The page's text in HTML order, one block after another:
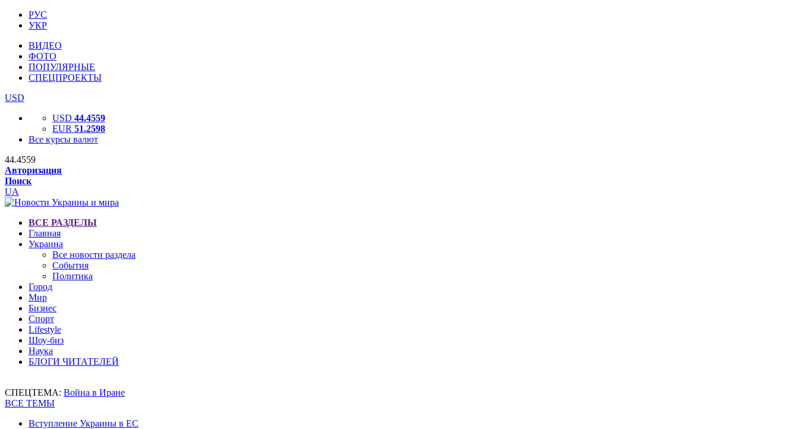
РУС
УКР
ВИДЕО
ФОТО
ПОПУЛЯРНЫЕ
СПЕЦПРОЕКТЫ
USD
USD 44.4559
EUR 51.2598
Все курсы валют
44.4559
Авторизация
Поиск
UA
ВСЕ РАЗДЕЛЫ
Главная
Украина
Все новости раздела
События
Политика
Город
Мир
Бизнес
Спорт
Lifestyle
Шоу-биз
Наука
БЛОГИ ЧИТАТЕЛЕЙ
СПЕЦТЕМА: Война в Иране
ВСЕ ТЕМЫ
Вступление Украины в ЕС